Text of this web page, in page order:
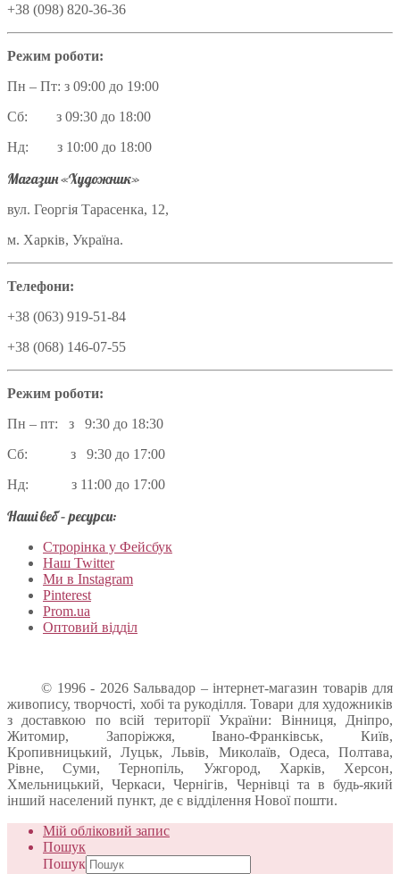
+38 (098) 820-36-36
Режим роботи:
Пн – Пт: з 09:00 до 19:00
Сб: з 09:30 до 18:00
Нд: з 10:00 до 18:00
Магазин «Художник»
вул. Георгія Тарасенка, 12,
м. Харків, Україна.
Телефони:
+38 (063) 919-51-84
+38 (068) 146-07-55
Режим роботи:
Пн – пт: з 9:30 до 18:30
Сб: з 9:30 до 17:00
Нд: з 11:00 до 17:00
Наші веб – ресурси:
Строрінка у Фейсбук
Наш Twitter
Ми в Instagram
Pinterest
Prom.ua
Оптовий відділ
© 1996 - 2026 Sальвадор – інтернет-магазин товарів для
живопису, творчості, хобі та рукоділля. Товари для художників
з доставкою по всій території України: Вінниця, Дніпро,
Житомир, Запоріжжя, Івано-Франківськ, Київ,
Кропивницький, Луцьк, Львів, Миколаїв, Одеса, Полтава,
Рівне, Суми, Тернопіль, Ужгород, Харків, Херсон,
Хмельницький, Черкаси, Чернігів, Чернівці та в будь-який
інший населений пункт, де є відділення Нової пошти.
Мій обліковий запис
Пошук
Пошук